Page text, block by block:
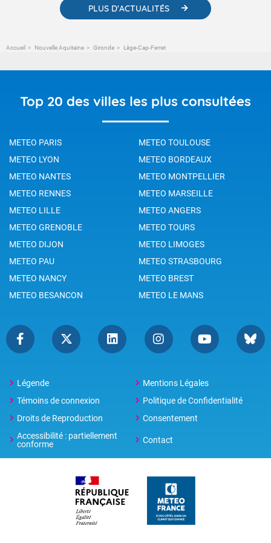
PLUS D'ACTUALITÉS
Accueil Nouvelle Aquitaine Gironde Lège-Cap-Ferret
Top 20 des villes les plus consultées
METEO PARIS
METEO TOULOUSE
METEO LYON
METEO BORDEAUX
METEO NANTES
METEO MONTPELLIER
METEO RENNES
METEO MARSEILLE
METEO LILLE
METEO ANGERS
METEO GRENOBLE
METEO TOURS
METEO DIJON
METEO LIMOGES
METEO PAU
METEO STRASBOURG
METEO NANCY
METEO BREST
METEO BESANCON
METEO LE MANS
Légende
Mentions Légales
Témoins de connexion
Politique de Confidentialité
Droits de Reproduction
Consentement
Accessibilité : partiellement
conforme
Contact